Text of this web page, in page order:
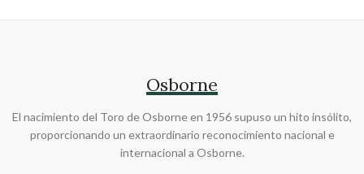
Osborne
El nacimiento del Toro de Osborne en 1956 supuso un hito insólito,
proporcionando un extraordinario reconocimiento nacional e
internacional a Osborne.